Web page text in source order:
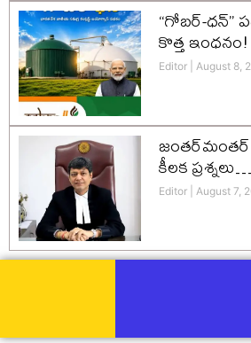
“గోబర్-ధన్”
కొత్త ఇంధనం!
Editor August 8,
జంతర్‌మంతర్
కీలక
Editor August 7,